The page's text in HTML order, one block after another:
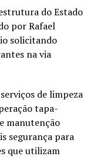
do Estado
por Rafael
solicitando
na via
de limpeza
tapa-
manutenção
segurança para
que utilizam